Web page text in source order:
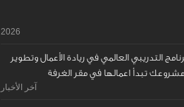
2026
التدريبي العالمي في ريادة الأعمال وتطوير
تبدأ اعمالها في مقر الغرفة
آخر الأخبار